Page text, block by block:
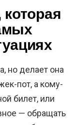
но делает она
пот, а кому-
билет, или
— обращать